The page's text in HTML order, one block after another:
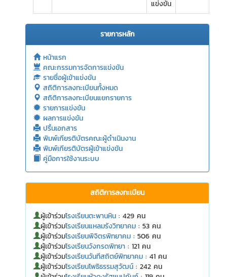
แข่งขัน
รายการหลัก
หน้าแรก
คณะกรรมการจัดการแข่งขัน
รายชื่อผู้เข้าแข่งขัน
สถิติการลงทะเบียนทั้งหมด
สถิติการลงทะเบียนแยกรายการ
รายการแข่งขัน
ผลการแข่งขัน
ปริ้นเอกสาร
พิมพ์เกียรติบัตรคณะผู้ดำเนินงาน
พิมพ์เกียรติบัตรผู้เข้าแข่งขัน
คู่มือการใช้งานระบบ
สถิติการลงทะเบียน
ผู้เข้าร่วมโรงเรียนตะพานหิน : 429 คน
ผู้เข้าร่วมโรงเรียนแหลมรังวิทยาคม : 53 คน
ผู้เข้าร่วมโรงเรียนพิจิตรพิทยาคม : 506 คน
ผู้เข้าร่วมโรงเรียนวังกรดพิทยา : 121 คน
ผู้เข้าร่วมโรงเรียนวันทีสถิตย์พิทยาคม : 41 คน
ผู้เข้าร่วมโรงเรียนโพธิธรรมสุวัฒน์ : 242 คน